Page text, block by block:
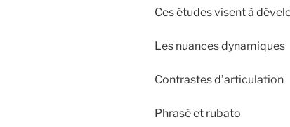
Ces études visent à
Les nuances dynamiques
Contrastes d’articulation
Phrasé et rubato